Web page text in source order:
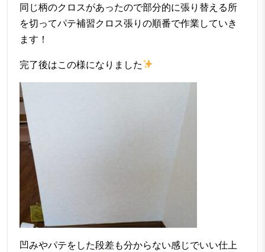
同じ柄のクロスがあったので部分的に張り替える所
を切ってパテ補習クロス張りの順番で作業していき
ます！
完了後はこの様になりました
凹みやパテをした段差も分からない感じでいい仕上